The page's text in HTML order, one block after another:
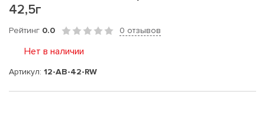
42,5г
Рейтинг 0.0 0 отзывов
Нет в наличии
Артикул: 12-AB-42-RW